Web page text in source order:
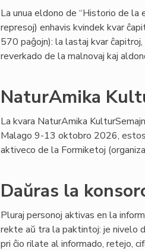
La unua eldono de “Historio de
represoj) enhavis kvindek kvar
570 paĝojn): la lastaj kvar
reverkado de la malnovaj kaj
NaturAmika
La kvara NaturAmika
Malago 9-13 oktobro 2026,
aktiveco de la Formiketoj
Daŭras la
Pluraj personoj aktivas en la
rekte aŭ tra la paktintoj: je nivelo
pri ĉio rilate al informado, retejo,